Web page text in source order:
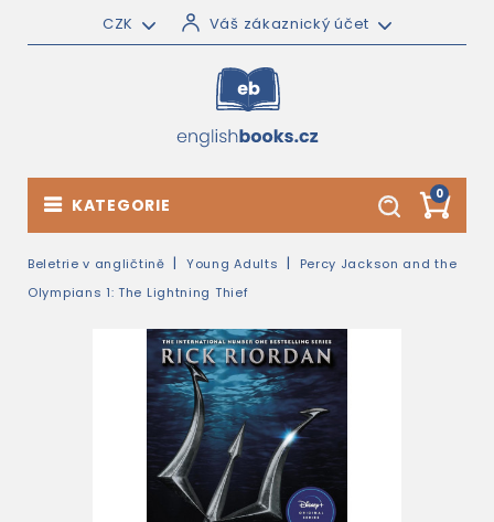
CZK Váš zákaznický účet
0
KATEGORIE
Beletrie v angličtině Young Adults
Percy Jackson and the
Olympians 1: The Lightning Thief